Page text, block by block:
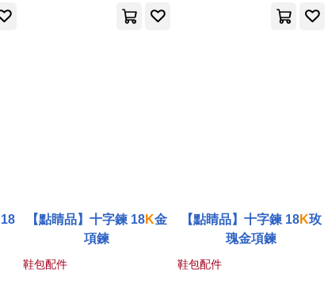
【點睛品】十字鍊 18K金
項鍊
鞋包配件
【點睛品】十字鍊 18K玫
瑰金項鍊
鞋包配件